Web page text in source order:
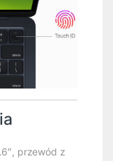
przewód z